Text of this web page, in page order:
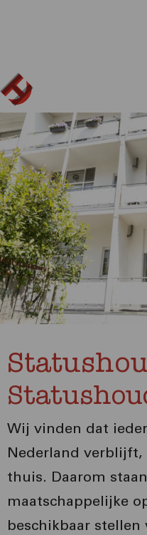
Wij vinden dat
Nederland verblijft,
thuis. Daarom
maatschappelijke
beschikbaar